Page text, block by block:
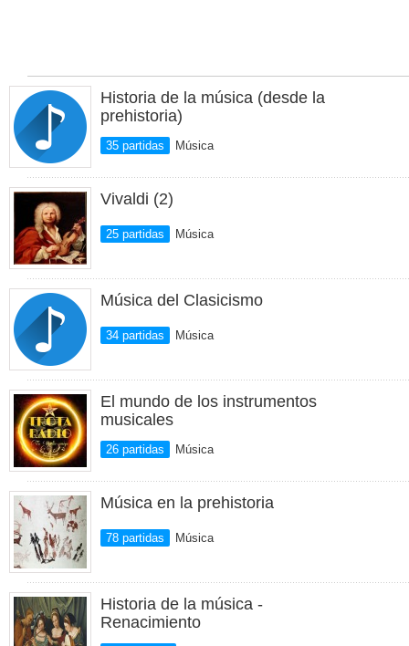
Historia de la música (desde la
prehistoria)
35 partidas Música
Vivaldi (2)
25 partidas Música
Música del Clasicismo
34 partidas Música
El mundo de los instrumentos
musicales
26 partidas Música
Música en la prehistoria
78 partidas Música
Historia de la música -
Renacimiento